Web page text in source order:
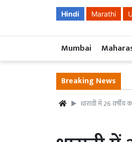
Hindi Marathi
Mumbai
Breaking News
धारावी में 26 वर्षीय